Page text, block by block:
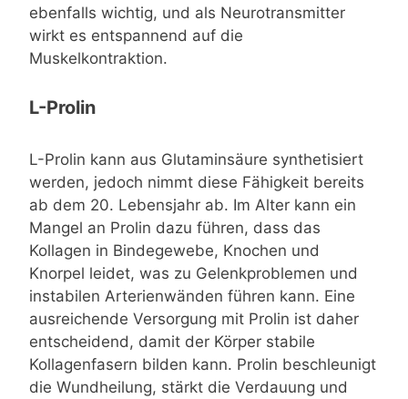
ebenfalls wichtig, und als Neurotransmitter
wirkt es entspannend auf die
Muskelkontraktion.
L-Prolin
L-Prolin kann aus Glutaminsäure synthetisiert
werden, jedoch nimmt diese Fähigkeit bereits
ab dem 20. Lebensjahr ab. Im Alter kann ein
Mangel an Prolin dazu führen, dass das
Kollagen in Bindegewebe, Knochen und
Knorpel leidet, was zu Gelenkproblemen und
instabilen Arterienwänden führen kann. Eine
ausreichende Versorgung mit Prolin ist daher
entscheidend, damit der Körper stabile
Kollagenfasern bilden kann. Prolin beschleunigt
die Wundheilung, stärkt die Verdauung und